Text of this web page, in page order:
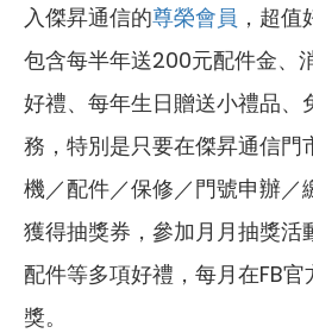
入傑昇通信的尊榮會員 ，超
包含每半年送200元配件金、
好禮、每年生日贈送小禮品
務，特別是只要在傑昇通信門
機／配件／保修／門號申辦／
獲得抽獎券，參加月月抽獎活
配件等多項好禮，每月在FB
獎。